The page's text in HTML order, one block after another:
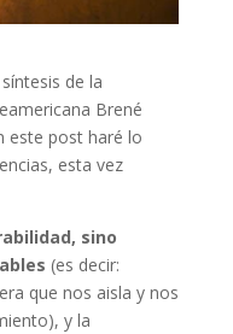
de la
Brené
este post haré lo
esta vez
sino
(es decir:
que nos aisla y nos
y la